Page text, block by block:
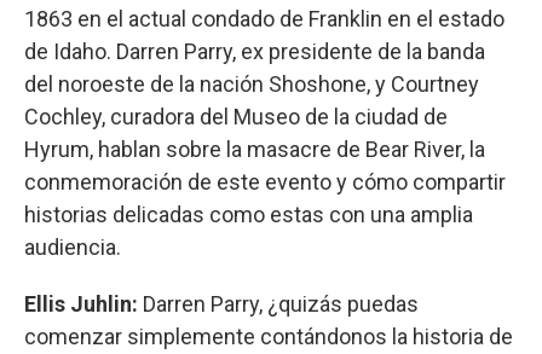
1863 en el actual condado de Franklin en el estado
de Idaho. Darren Parry, ex presidente de la banda
del noroeste de la nación Shoshone, y Courtney
Cochley, curadora del Museo de la ciudad de
Hyrum, hablan sobre la masacre de Bear River, la
conmemoración de este evento y cómo compartir
historias delicadas como estas con una amplia
audiencia.
Ellis Juhlin: Darren Parry, ¿quizás puedas
comenzar simplemente contándonos la historia de